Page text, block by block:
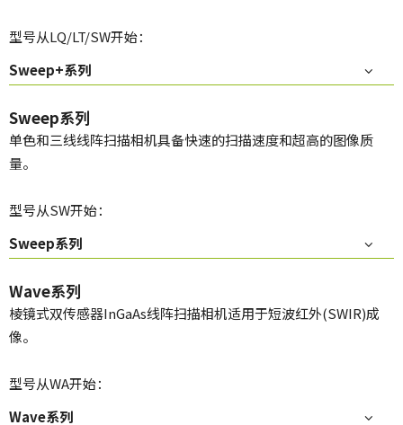
型号从LQ/LT/SW开始：
Sweep+系列
Sweep系列
单色和三线线阵扫描相机具备快速的扫描速度和超高的图像质
量。
型号从SW开始：
Sweep系列
Wave系列
棱镜式双传感器InGaAs线阵扫描相机适用于短波红外(SWIR)成
像。
型号从WA开始：
Wave系列